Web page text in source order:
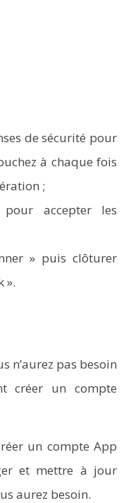
de sécurité pour
à chaque fois
;
accepter les
» puis clôturer
».
n’aurez pas besoin
créer un compte
un compte App
et mettre à jour
aurez besoin.